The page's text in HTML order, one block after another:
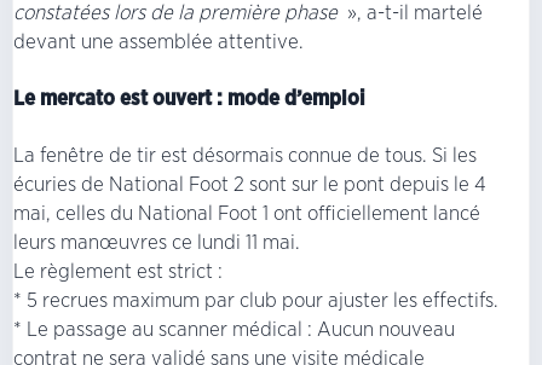
constatées lors de la première phase », a-t-il martelé
devant une assemblée attentive.
Le mercato est ouvert : mode d’emploi
La fenêtre de tir est désormais connue de tous. Si les
écuries de National Foot 2 sont sur le pont depuis le 4
mai, celles du National Foot 1 ont officiellement lancé
leurs manœuvres ce lundi 11 mai.
Le règlement est strict :
* 5 recrues maximum par club pour ajuster les effectifs.
* Le passage au scanner médical : Aucun nouveau
contrat ne sera validé sans une visite médicale